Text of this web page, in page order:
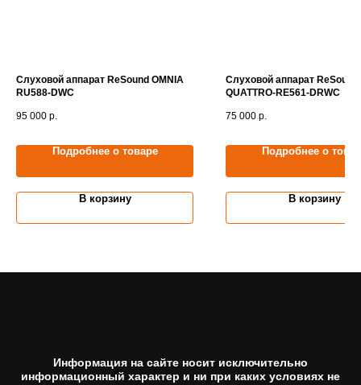
Слуховой аппарат ReSound OMNIA
RU588-DWC
95 000 р.
Подробнее о товаре
В корзину
Слуховой аппарат ReSound
QUATTRO-RE561-DRWC
75 000 р.
Подробнее о
В корзину
Информация на сайте носит исключительно
информационный характер и ни при каких условиях не